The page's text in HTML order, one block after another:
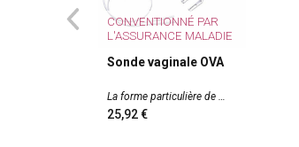
CONVENTIONNÉ PAR
L'ASSURANCE MALADIE
Sonde vaginale OVA
La forme particulière de
25,92